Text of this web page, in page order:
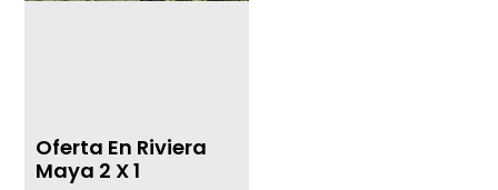
Oferta En Riviera
Maya 2 X 1